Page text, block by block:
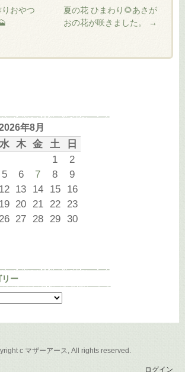
りおやつ
夏の花 ひまわり🌻あさが
おの花が咲きました。
→
年8月
水 木 金 土
日
1
2
5 6 7 8
9
12 13 14 15
16
19 20 21 22
23
26 27 28 29 30
ー
c マザーアース, All rights reserved.
ログイン